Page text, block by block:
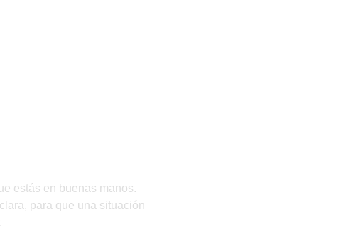
estás en buenas manos.
para que una situación